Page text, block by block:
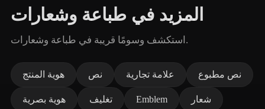
المزيد في طباعة وشعارات
استكشف وسومًا قريبة في طباعة وشعارات.
هوية المنتج نص علامة تجارية نص مطبوع
هوية بصرية تغليف Emblem شعار